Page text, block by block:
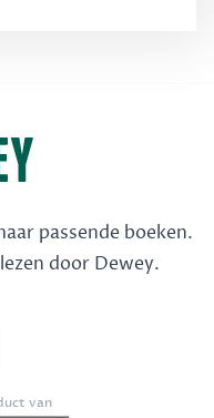
passende boeken.
door Dewey.
van